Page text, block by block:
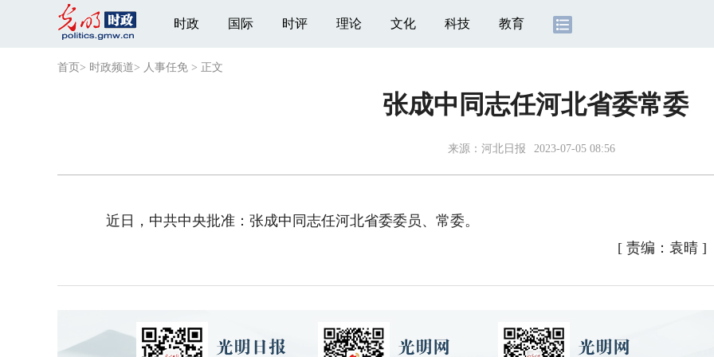
时政 国际 时评 理论 文化 科技 教育
首页 > 时政频道> 人事任免 > 正文
张成中同志任河北省委常委
来源： 河北日报 2023-07-05 08:56
近日，中共中央批准：张成中同志任河北省委委员、常委。
[ 责编：袁晴]